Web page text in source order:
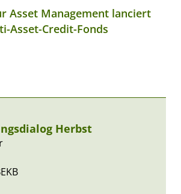
Asset Management lanciert
Asset-Credit-Fonds
Herbst